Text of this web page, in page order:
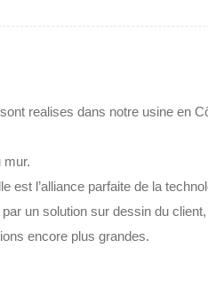
realises dans notre usine en
mur.‎
l’alliance parfaite de la
un solution sur dessin du
encore plus grandes.‎